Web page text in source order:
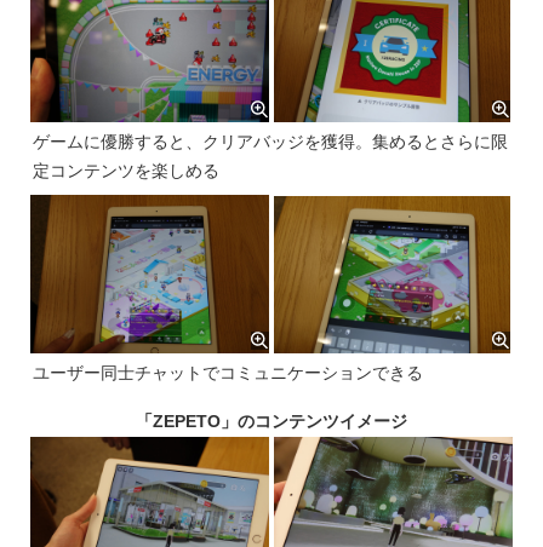
ゲームに優勝すると、クリアバッジを獲得。集めるとさらに限
定コンテンツを楽しめる
ユーザー同士チャットでコミュニケーションできる
「ZEPETO」のコンテンツイメージ